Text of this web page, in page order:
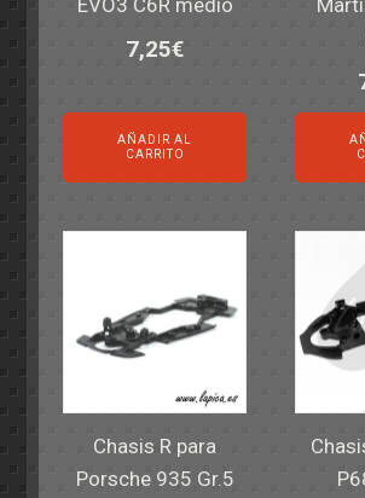
7,25€
AÑADIR AL
CARRITO
Chasis R para
Porsche 935 Gr.5